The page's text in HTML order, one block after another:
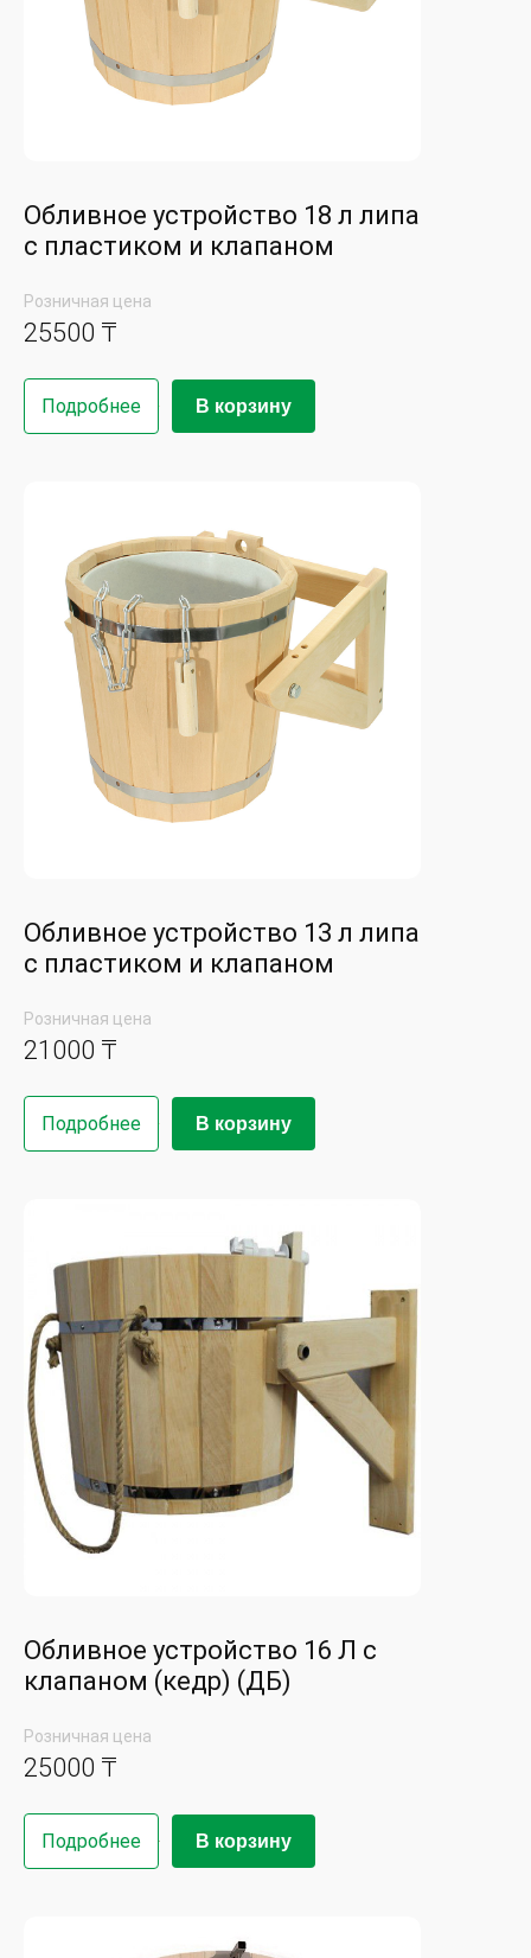
Обливное устройство 18 л липа
с пластиком и клапаном
Розничная цена
25500 ₸
Подробнее В корзину
Обливное устройство 13 л липа
с пластиком и клапаном
Розничная цена
21000 ₸
Подробнее В корзину
Обливное устройство 16 Л с
клапаном (кедр) (ДБ)
Розничная цена
25000 ₸
Подробнее В корзину